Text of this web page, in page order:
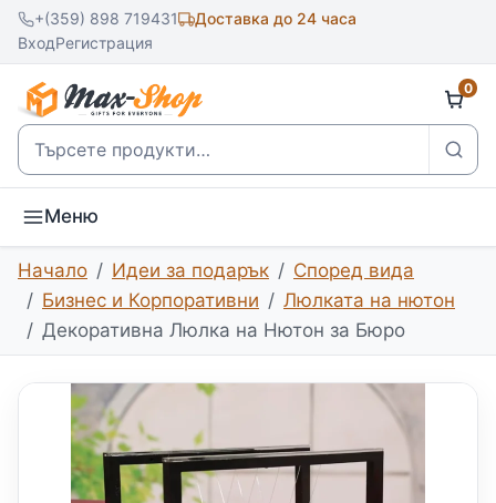
+(359) 898 719431
Доставка до 24 часа
ВходРегистрация
Търсене
0
Меню
Начало Идеи за подарък
Според вида
Бизнес и Корпоративни
Люлката на нютон
Декоративна Люлка на Нютон за Бюро